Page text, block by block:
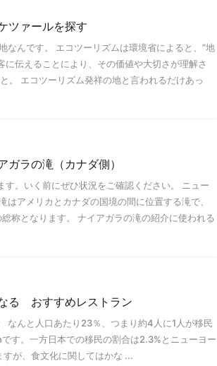
ツァールを探す
なんです。 エコツーリズムは環境省によると、”地
伝えることにより、その価値や大切さが理解さ
。 エコツーリズム発祥の地と言われるだけあっ
ラの滝（カナダ側）
。いく前にぜひ状況をご確認ください。 ニュー
アメリカとカナダの国境の間に位置する滝で、
称となります。 ナイアガラの滝の紹介に使われる
る おすすめレストラン
なんと人口あたり23％、つまり約4人に1人が移民
す。一方日本での移民の割合は2.3%とニューヨー
が、食文化に関してはかな ...